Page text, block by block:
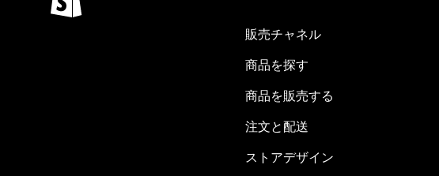
販売チャネル
商品を探す
商品を販売する
注文と配送
ストアデザイン